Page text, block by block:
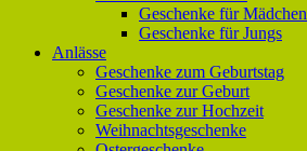
Geschenke für Mädchen
Geschenke für Jungs
Anlässe
Geschenke zum Geburtstag
Geschenke zur Geburt
Geschenke zur Hochzeit
Weihnachtsgeschenke